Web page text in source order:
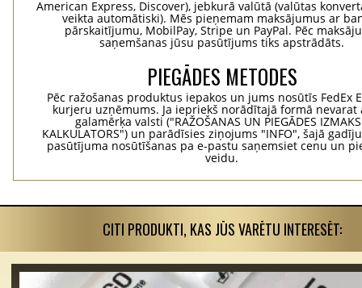
American Express, Discover), jebkurā valūtā (valūtas
veikta automātiski). Mēs pieņemam maksājumus ar
pārskaitījumu, MobilPay, Stripe un PayPal. Pēc
saņemšanas jūsu pasūtījums tiks apstrādāts.
PIEGĀDES METODES
Pēc ražošanas produktus iepakos un jums nosūtīs FedEx
kurjeru uzņēmums. Ja iepriekš norādītajā formā nevarat
galamērķa valsti ("RAŽOŠANAS UN PIEGĀDES
KALKULATORS") un parādīsies ziņojums "INFO", šajā
pasūtījuma nosūtīšanas pa e-pastu saņemsiet cenu un
veidu.
CITI PRODUKTI, KAS JŪS VARĒTU INTERESĒT: